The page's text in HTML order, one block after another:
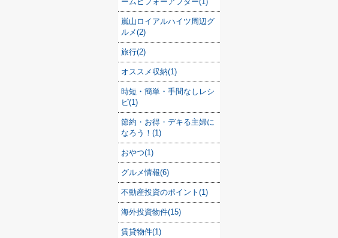
嵐山ロイアルハイツ周辺グ
ルメ(2)
旅行(2)
オススメ収納(1)
時短・簡単・手間なしレシ
ピ(1)
節約・お得・デキる主婦に
なろう！(1)
おやつ(1)
グルメ情報(6)
不動産投資のポイント(1)
海外投資物件(15)
賃貸物件(1)